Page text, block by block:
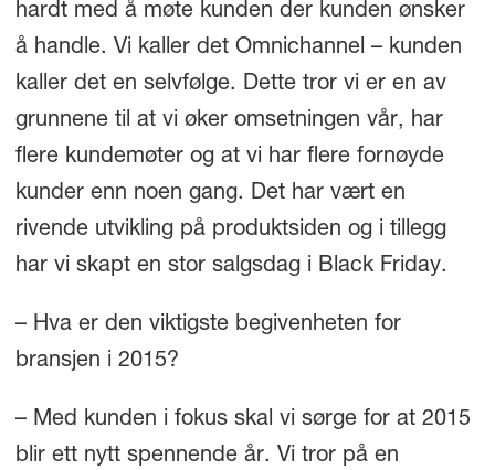
hardt med å møte kunden der kunden ønsker
å handle. Vi kaller det Omnichannel – kunden
kaller det en selvfølge. Dette tror vi er en av
grunnene til at vi øker omsetningen vår, har
flere kundemøter og at vi har flere fornøyde
kunder enn noen gang. Det har vært en
rivende utvikling på produktsiden og i tillegg
har vi skapt en stor salgsdag i Black Friday.
– Hva er den viktigste begivenheten for
bransjen i 2015?
– Med kunden i fokus skal vi sørge for at 2015
blir ett nytt spennende år. Vi tror på en